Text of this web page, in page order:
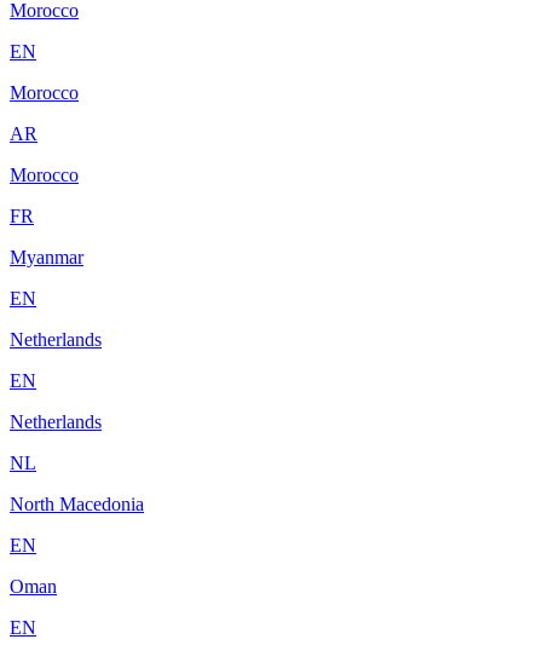
Morocco
EN
Morocco
AR
Morocco
FR
Myanmar
EN
Netherlands
EN
Netherlands
NL
North Macedonia
EN
Oman
EN